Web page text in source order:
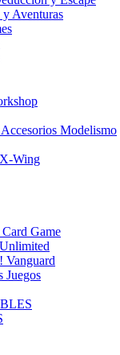
Aventuras
Modelismo
Wing
Game
Vanguard
Juegos